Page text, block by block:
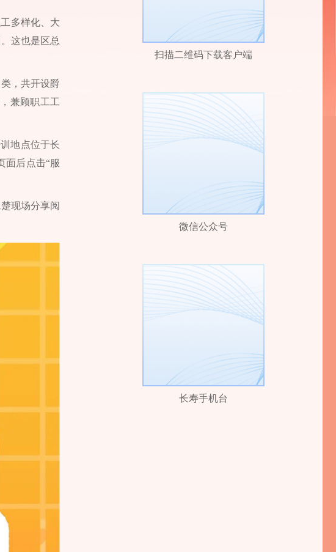
多样化、大
这也是区总
，共开设爵
兼顾职工工
地点位于长
面后点击“服
现场分享阅
扫描二维码下载客户端
微信公众号
长寿手机台